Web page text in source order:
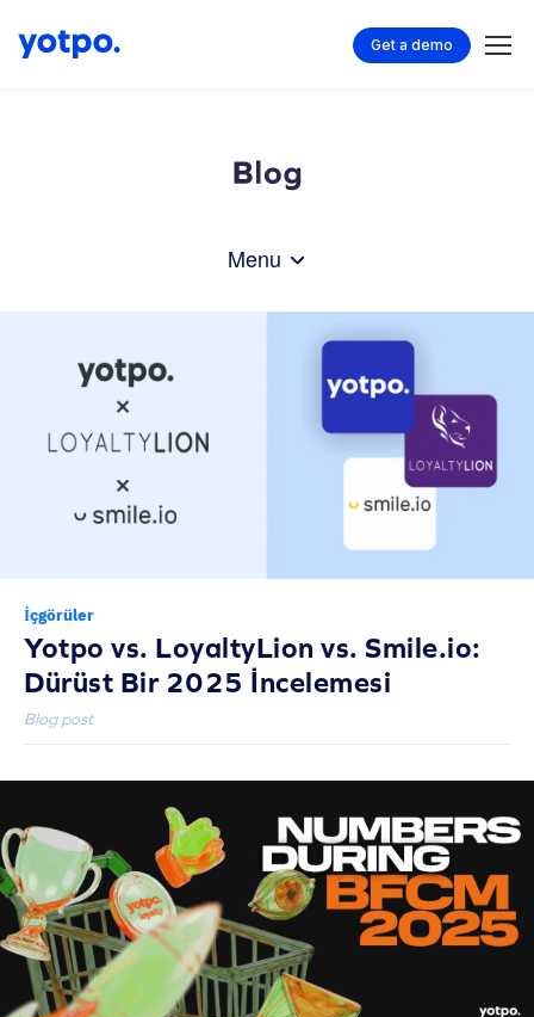
Get a demo
Menu
İçgörüler
Yotpo vs. LoyaltyLion vs. Smile.io:
Dürüst Bir 2025 İncelemesi
Blog post